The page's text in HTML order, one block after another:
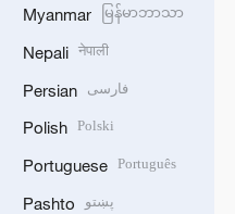
Myanmar မြန်မာဘာသာ
Nepali नेपाली
Persian فارسی
Polish Polski
Portuguese Português
Pashto پښتو